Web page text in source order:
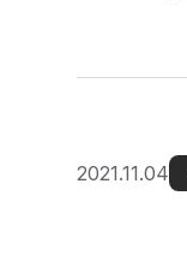
2021.11.04